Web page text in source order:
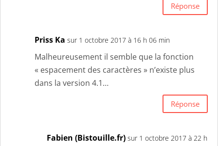
Réponse
Priss Ka sur 1 octobre 2017 à 16 h 06 min
Malheureusement il semble que la fonction
« espacement des caractères » n’existe plus
dans la version 4.1…
Réponse
Fabien (Bistouille.fr) sur 1 octobre 2017 à 22 h